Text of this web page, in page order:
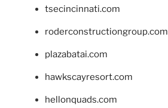
tsecincinnati.com
roderconstructiongroup.com
plazabatai.com
hawkscayresort.com
hellonquads.com